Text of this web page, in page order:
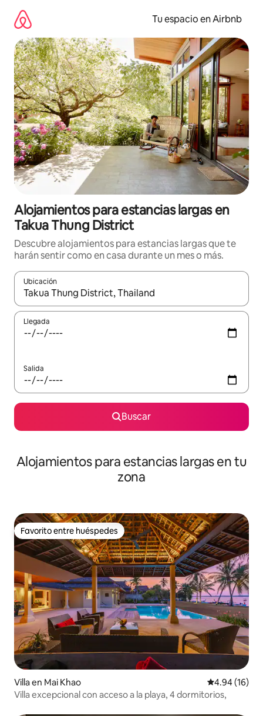
contenido
Tu espacio en Airbnb
Alojamientos para estancias largas en
Takua Thung District
Descubre alojamientos para estancias largas que te
harán sentir como en casa durante un mes o más.
Ubicación
Cuando los resultados estén disponibles, podrás navegar
Llegada
Salida
Buscar
Alojamientos para estancias largas en tu
zona
Favorito entre huéspedes
Favorito entre huéspedes
Villa en Mai Khao Calificación
4.94 (16)
Villa excepcional con acceso a la playa, 4 dormitorios,